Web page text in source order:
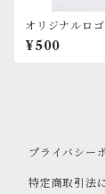
オリジナルロ
¥500
プライバシー
特定商取引法